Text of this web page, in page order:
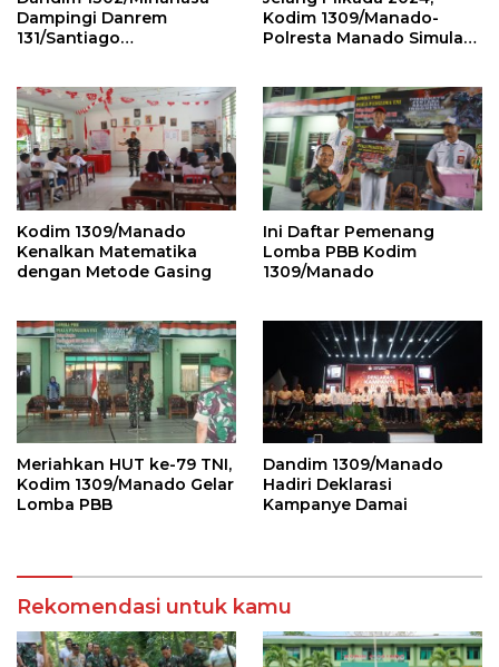
Dampingi Danrem
131/Santiago
III dan IV di Mitra
Kodim 1309/Manado-
Polresta Manado Simulasi
Kodim 1309/Manado
Kenalkan Matematika
dengan Metode Gasing
Ini Daftar Pemenang
Lomba PBB Kodim
1309/Manado
Meriahkan HUT ke-79 TNI,
Kodim 1309/Manado Gelar
Lomba PBB
Dandim 1309/Manado
Hadiri Deklarasi
Kampanye Damai
Rekomendasi untuk kamu